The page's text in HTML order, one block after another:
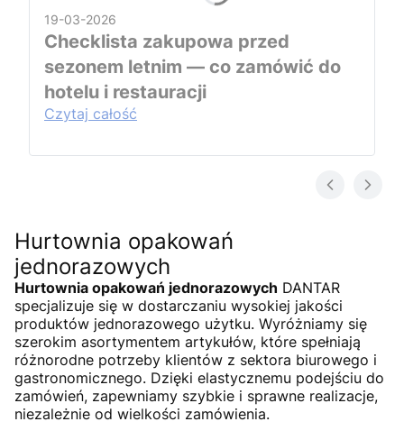
19-03-2026
Checklista zakupowa przed
sezonem letnim — co zamówić do
hotelu i restauracji
Czytaj całość
Hurtownia opakowań
jednorazowych
Hurtownia opakowań jednorazowych DANTAR
specjalizuje się w dostarczaniu wysokiej jakości
produktów jednorazowego użytku. Wyróżniamy się
szerokim asortymentem artykułów, które spełniają
różnorodne potrzeby klientów z sektora biurowego i
gastronomicznego. Dzięki elastycznemu podejściu do
zamówień, zapewniamy szybkie i sprawne realizacje,
niezależnie od wielkości zamówienia.